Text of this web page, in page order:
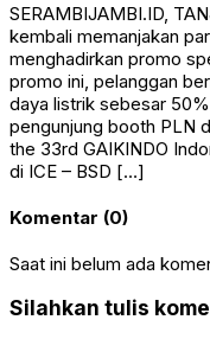
SERAMBIJAMBI.ID,
kembali memanjakan
menghadirkan promo
promo ini, pelanggan
daya listrik sebesar
pengunjung booth PLN
the 33rd GAIKINDO
di ICE – BSD […]
Komentar (0)
Saat ini belum ada
Silahkan tulis